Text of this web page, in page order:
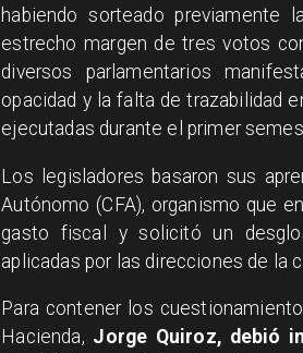
habiendo sorteado
estrecho margen de tres votos
diversos parlamentarios
opacidad y la falta de trazabilidad
ejecutadas durante el primer
Los legisladores basaron sus
Autónomo (CFA), organismo que
gasto fiscal y solicitó un
aplicadas por las direcciones de la
Para contener los
Hacienda, Jorge Quiroz, debió